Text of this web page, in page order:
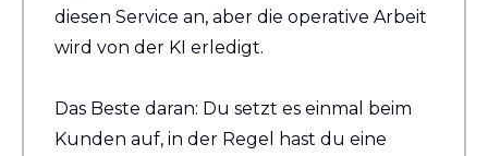
diesen Service an, aber die operative Arbeit
wird von der KI erledigt.
Das Beste daran: Du setzt es einmal beim
Kunden auf, in der Regel hast du eine